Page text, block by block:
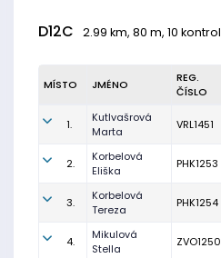
D12C 2.99 km, 80 m, 10 kontrol
MÍSTO JMÉNO
REG.
ČÍSLO
1.
Kutlvašrová
Marta
VRL1451
2.
Korbelová
Eliška
PHK1253
3.
Korbelová
Tereza
PHK1254
4.
Mikulová
Stella
ZVO1250